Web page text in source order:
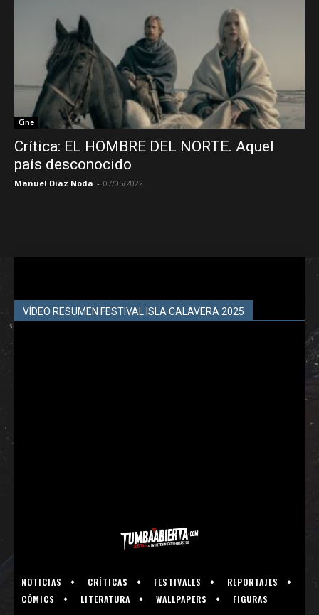
Cine
Crítica: EL HOMBRE DEL NORTE. Aquel
país desconocido
Manuel Díaz Noda - 07/05/2022
VÍDEO RESUMEN FESTIVAL ISLA CALAVERA 2025
NOTICIAS CRÍTICAS FESTIVALES
REPORTAJES
CÓMICS
LITERATURA WALLPAPERS FIGURAS